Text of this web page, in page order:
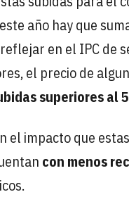
año hay que
en el IPC de
el precio de
superiores al
el impacto que
con menos